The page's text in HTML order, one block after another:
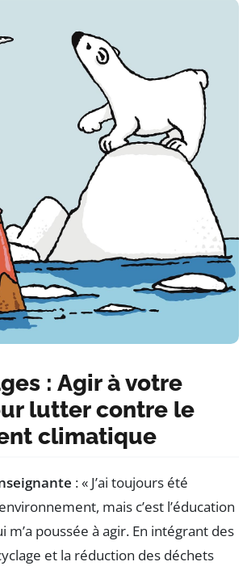
: Agir à votre
lutter contre le
climatique
: « J’ai toujours été
mais c’est l’éducation
m’a poussée à agir. En intégrant des
et la réduction des déchets